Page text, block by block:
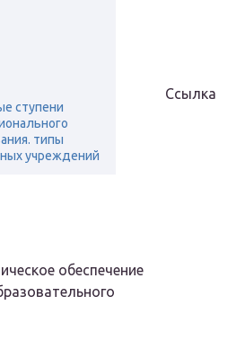
ступени
типы
учреждений
Ссылка
обеспечение